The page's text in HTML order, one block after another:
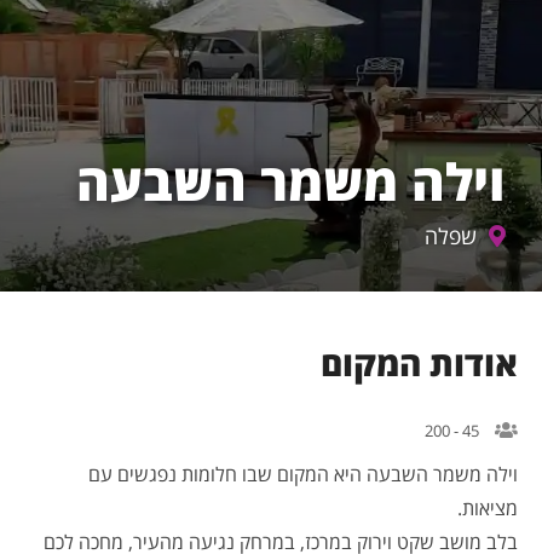
וילה משמר השבעה
שפלה
אודות המקום
45 - 200
וילה משמר השבעה היא המקום שבו חלומות נפגשים עם
מציאות.
בלב מושב שקט וירוק במרכז, במרחק נגיעה מהעיר, מחכה לכם